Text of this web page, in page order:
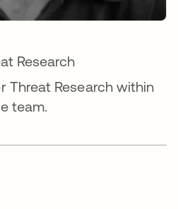
Research
Threat Research within
team.